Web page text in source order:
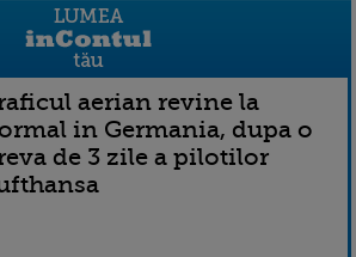
aerian revine la
in Germania, dupa o
de 3 zile a pilotilor